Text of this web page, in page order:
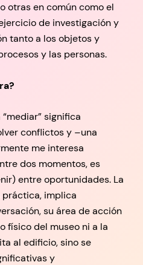
otras en común como el
de investigación y
tanto a los objetos y
y las personas.
significa
conflictos y –una
me interesa
dos momentos, es
entre oportunidades. La
práctica, implica
su área de acción
físico del museo ni a la
al edificio, sino se
y